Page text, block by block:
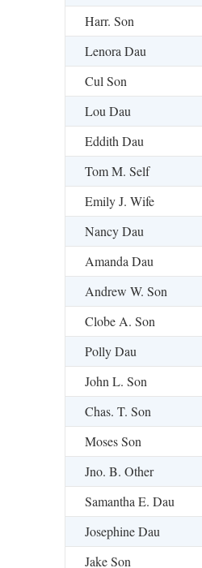
Harr. Son
Lenora Dau
Cul Son
Lou Dau
Eddith Dau
Tom M. Self
Emily J. Wife
Nancy Dau
Amanda Dau
Andrew W. Son
Clobe A. Son
Polly Dau
John L. Son
Chas. T. Son
Moses Son
Jno. B. Other
Samantha E. Dau
Josephine Dau
Jake Son